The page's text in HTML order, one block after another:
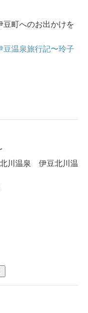
豆町へのお出かけを
豆温泉旅行記〜玲子
川温泉 伊豆北川温